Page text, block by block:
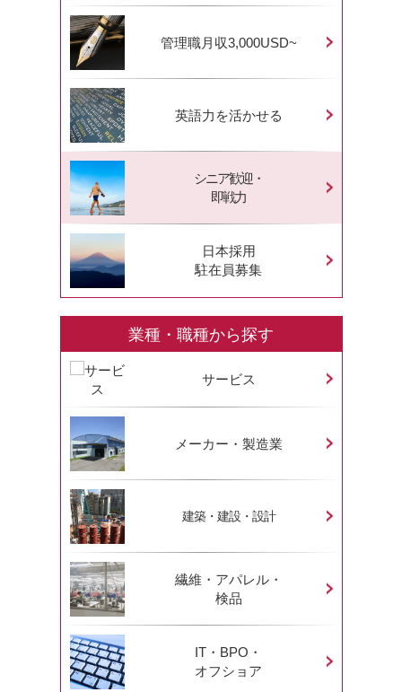
管理職月収3,000USD~
英語力を活かせる
シニア歓迎・
即戦力
日本採用
駐在員募集
業種・職種から探す
サービス
メーカー・製造業
建築・建設・設計
繊維・アパレル・
検品
IT・BPO・
オフショア